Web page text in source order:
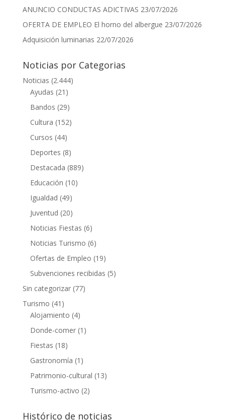
ANUNCIO CONDUCTAS ADICTIVAS 23/07/2026
OFERTA DE EMPLEO El horno del albergue 23/07/2026
Adquisición luminarias 22/07/2026
Noticias por Categorias
Noticias (2.444)
Ayudas (21)
Bandos (29)
Cultura (152)
Cursos (44)
Deportes (8)
Destacada (889)
Educación (10)
Igualdad (49)
Juventud (20)
Noticias Fiestas (6)
Noticias Turismo (6)
Ofertas de Empleo (19)
Subvenciones recibidas (5)
Sin categorizar(77)
Turismo (41)
Alojamiento (4)
Donde-comer(1)
Fiestas (18)
Gastronomía (1)
Patrimonio-cultural (13)
Turismo-activo (2)
Histórico de noticias